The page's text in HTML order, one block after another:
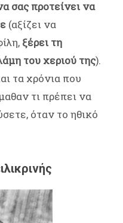
σας προτείνει να
(αξίζει να
ξέρει τη
του χεριού της).
τα χρόνια που
τι πρέπει να
όταν το ηθικό